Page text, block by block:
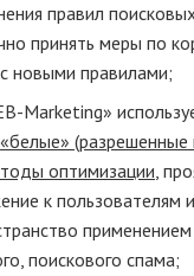
правил
принять меры по
новыми правилами;
Marketing»
«белые» (разрешенные
оптимизации,
к пользователям
поискового спама;